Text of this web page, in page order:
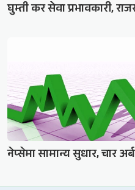
घुम्ती कर सेवा प्रभावकारी,
नेप्सेमा सामान्य सुधार, चार